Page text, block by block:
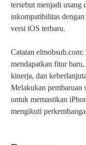
tersebut menjadi usang
inkompatibilitas
versi iOS terbaru.
Catatan
mendapatkan fitur
kinerja, dan
Melakukan pembaruan
untuk memastikan
mengikuti